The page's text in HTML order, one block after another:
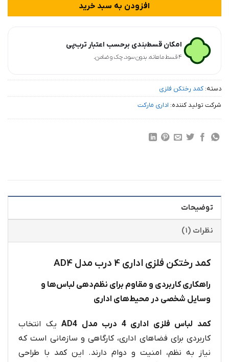
افزودن به سبد خرید
امکان قسط‌بندی برحسب اعتبار ترب‌پی
۴ قسط ماهانه. بدون سود، چک و ضامن.
دسته: کمد رختکن فلزی
شرکت تولید کننده: اداری مارکت
توضیحات
نظرات (۱)
کمد رختکن فلزی اداری 4 درب مدل AD4
راهکاری کاربردی و مقاوم برای نظم‌دهی لباس‌ها و
وسایل شخصی در محیط‌های اداری
کمد لباس فلزی اداری 4 درب مدل AD4
یک انتخاب
کاربردی برای فضاهای اداری، کارگاهی و سازمانی است که
نیاز به نظم، امنیت و دوام دارند. این کمد با طراحی